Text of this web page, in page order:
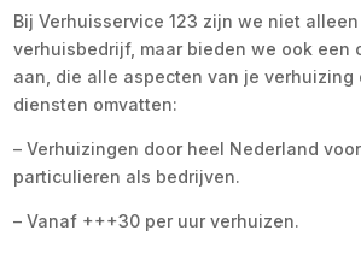
Bij Verhuisservice 123 zijn we niet
verhuisbedrijf, maar bieden we ook een
aan, die alle aspecten van je verhuizing
diensten omvatten:
– Verhuizingen door heel Nederland
particulieren als bedrijven.
– Vanaf +++30 per uur verhuizen.